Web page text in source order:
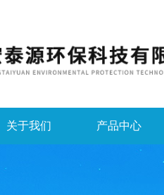
关于我们 产品中心